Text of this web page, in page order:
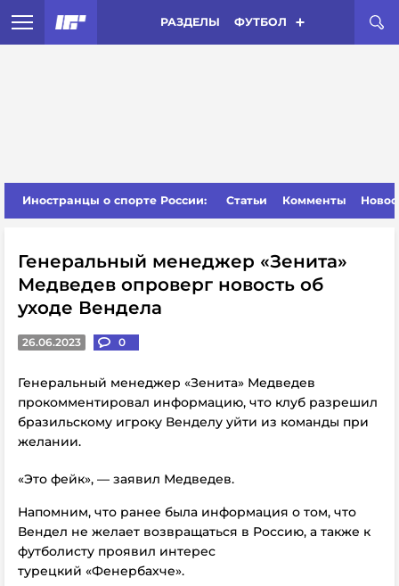
РАЗДЕЛЫ ФУТБОЛ
Иностранцы о спорте России: Статьи Комменты
Генеральный менеджер «Зенита»
Медведев опроверг новость об
уходе Вендела
26.06.2023 0
Генеральный менеджер «Зенита» Медведев
прокомментировал информацию, что клуб разрешил
бразильскому игроку Венделу уйти из команды при
желании.
«Это фейк», — заявил Медведев.
Напомним, что ранее была информация о том, что
Вендел не желает возвращаться в Россию, а также к
футболисту проявил интерес
турецкий «Фенербахче».